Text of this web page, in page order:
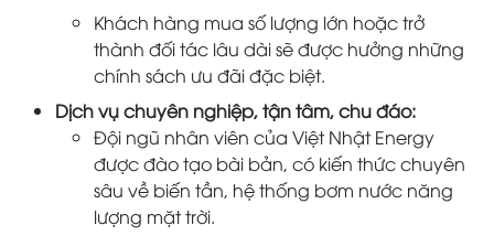
Khách hàng mua số lượng lớn hoặc trở
thành đối tác lâu dài sẽ được hưởng những
chính sách ưu đãi đặc biệt.
Dịch vụ chuyên nghiệp, tận tâm, chu đáo:
Đội ngũ nhân viên của Việt Nhật Energy
được đào tạo bài bản, có kiến thức chuyên
sâu về biến tần, hệ thống bơm nước năng
lượng mặt trời.